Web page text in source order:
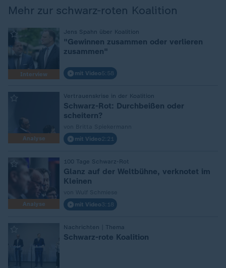
Mehr zur schwarz-roten Koalition
Interview
Jens Spahn über Koalition
"Gewinnen zusammen oder verlieren
zusammen"
mit Video5:58
Analyse
Vertrauenskrise in der Koalition
Schwarz-Rot: Durchbeißen oder
scheitern?
mit Video2:21
Analyse
100 Tage Schwarz-Rot
Glanz auf der Weltbühne, verknotet im
Kleinen
mit Video3:18
Nachrichten | Thema
Schwarz-rote Koalition